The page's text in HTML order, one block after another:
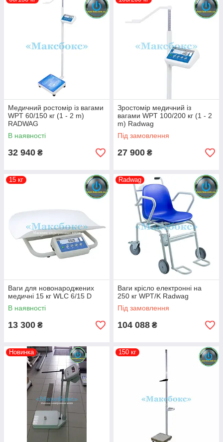
Медичний ростомір із вагами
WPT 60/150 кг (1 - 2 m)
RADWAG
В наявності
32 940 ₴
Зростомір медичний із
вагами WPT 100/200 кг (1 - 2
m) Radwag
Під замовлення
27 900 ₴
15 кг
Ваги для новонароджених
медичні 15 кг WLC 6/15 D
В наявності
13 300 ₴
Radwag
Ваги крісло електронні на
250 кг WPT/K Radwag
Під замовлення
104 088 ₴
Новинка 150 кг